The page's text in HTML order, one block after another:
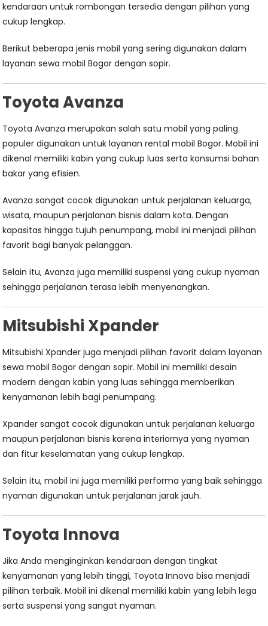
kendaraan untuk rombongan tersedia dengan pilihan yang
cukup lengkap.
Berikut beberapa jenis mobil yang sering digunakan dalam
layanan sewa mobil Bogor dengan sopir.
Toyota Avanza
Toyota Avanza merupakan salah satu mobil yang paling
populer digunakan untuk layanan rental mobil Bogor. Mobil ini
dikenal memiliki kabin yang cukup luas serta konsumsi bahan
bakar yang efisien.
Avanza sangat cocok digunakan untuk perjalanan keluarga,
wisata, maupun perjalanan bisnis dalam kota. Dengan
kapasitas hingga tujuh penumpang, mobil ini menjadi pilihan
favorit bagi banyak pelanggan.
Selain itu, Avanza juga memiliki suspensi yang cukup nyaman
sehingga perjalanan terasa lebih menyenangkan.
Mitsubishi Xpander
Mitsubishi Xpander juga menjadi pilihan favorit dalam layanan
sewa mobil Bogor dengan sopir. Mobil ini memiliki desain
modern dengan kabin yang luas sehingga memberikan
kenyamanan lebih bagi penumpang.
Xpander sangat cocok digunakan untuk perjalanan keluarga
maupun perjalanan bisnis karena interiornya yang nyaman
dan fitur keselamatan yang cukup lengkap.
Selain itu, mobil ini juga memiliki performa yang baik sehingga
nyaman digunakan untuk perjalanan jarak jauh.
Toyota Innova
Jika Anda menginginkan kendaraan dengan tingkat
kenyamanan yang lebih tinggi, Toyota Innova bisa menjadi
pilihan terbaik. Mobil ini dikenal memiliki kabin yang lebih lega
serta suspensi yang sangat nyaman.